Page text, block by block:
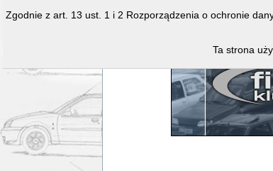
Zgodnie z art. 13 ust. 1 i 2 Rozporządzenia o ochronie
Ta strona